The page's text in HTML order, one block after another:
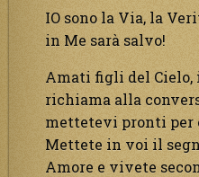
IO sono la Via, la
in Me sarà salvo!
Amati figli del Cielo,
richiama alla
mettetevi pronti per
Mettete in voi il
Amore e vivete